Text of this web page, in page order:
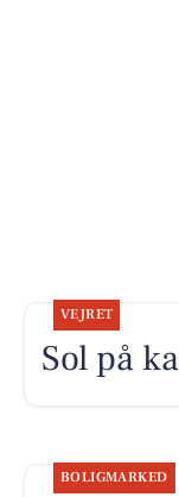
VEJRET
Sol på
BOLIGMARKED